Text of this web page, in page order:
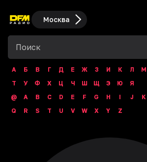
Москва
А Б В Г Д Е Ж З И К Л М
Т
У Ф Х Ц Ч Ш Щ Э Ю
Я
@
A B C D E F G H I J K
Q
R S T U V W X Y Z